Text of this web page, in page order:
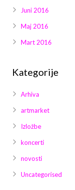
Juni 2016
Maj 2016
Mart 2016
Kategorije
Arhiva
artmarket
Izložbe
koncerti
novosti
Uncategorised